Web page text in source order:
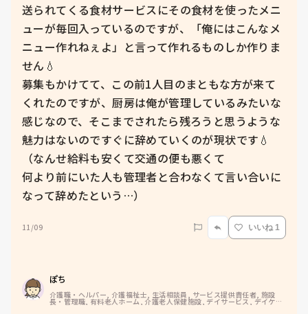
送られてくる食材サービスにその食材を使ったメニ
ューが毎回入っているのですが、「俺にはこんなメ
ニュー作れねぇよ」と言って作れるものしか作りま
せん💧
募集もかけてて、この前1人目のまともな方が来て
くれたのですが、厨房は俺が管理しているみたいな
感じなので、そこまでされたら残ろうと思うような
魅力はないのですぐに辞めていくのが現状です💧
（なんせ給料も安くて交通の便も悪くて
何より前にいた人も管理者と合わなくて言い合いに
なって辞めたという…）
11/09 いいね 1
ぽち
介護職・ヘルパー, 介護福祉士, 生活相談員, サービス提供責任者, 施設
長・管理職, 有料老人ホーム, 介護老人保健施設, デイサービス, デイケ
ア・通所リハ, 訪問介護, 介護事務, ユニット型特養, 障害福祉関連, 小規